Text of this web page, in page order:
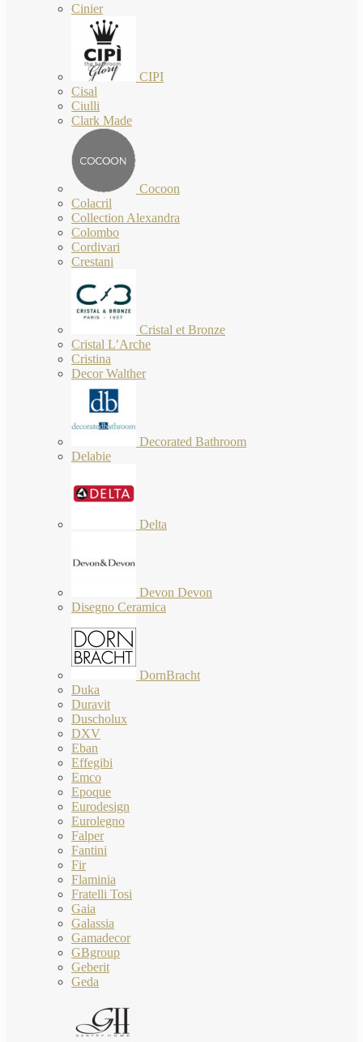
Cinier
CIPI
Cisal
Ciulli
Clark Made
Cocoon
Colacril
Collection Alexandra
Colombo
Cordivari
Crestani
Cristal et Bronze
Cristal L’Arche
Cristina
Decor Walther
Decorated Bathroom
Delabie
Delta
Devon Devon
Disegno Ceramica
DornBracht
Duka
Duravit
Duscholux
DXV
Eban
Effegibi
Emco
Epoque
Eurodesign
Eurolegno
Falper
Fantini
Fir
Flaminia
Fratelli Tosi
Gaia
Galassia
Gamadecor
GBgroup
Geberit
Geda